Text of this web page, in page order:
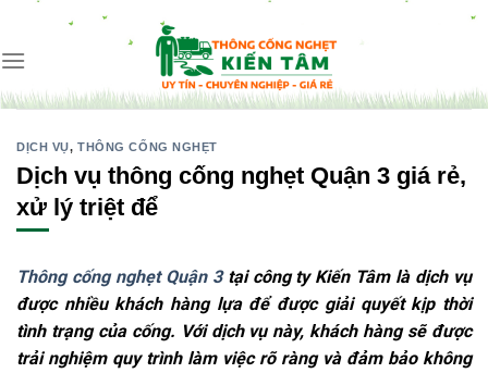
content
DỊCH VỤ,THÔNG CỐNG NGHẸT
Dịch vụ thông cống nghẹt Quận 3 giá rẻ,
xử lý triệt để
Thông cống nghẹt Quận 3tại công ty Kiến Tâm là dịch vụ
được nhiều khách hàng lựa để được giải quyết kịp thời
tình trạng của cống. Với dịch vụ này, khách hàng sẽ được
trải nghiệm quy trình làm việc rõ ràng và đảm bảo không